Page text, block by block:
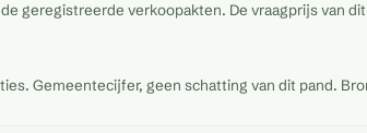
geregistreerde verkoopakten. De vraagprijs van
Gemeentecijfer, geen schatting van dit pand.